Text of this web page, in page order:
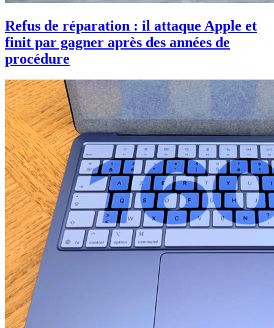
Refus de réparation : il attaque Apple et
finit par gagner après des années de
procédure